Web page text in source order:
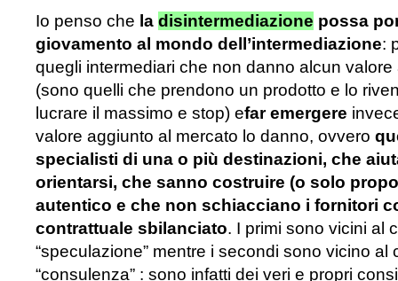
Io penso che la disintermediazione possa
giovamento al mondo dell’intermediazione:
quegli intermediari che non danno alcun
(sono quelli che prendono un prodotto e lo
lucrare il massimo e stop) efar emergere
valore aggiunto al mercato lo danno, ovvero
specialisti di una o più destinazioni, che
orientarsi, che sanno costruire (o solo
autentico e che non schiacciano i fornitori
contrattuale sbilanciato. I primi sono vicini al
“speculazione” mentre i secondi sono vicino al
“consulenza” : sono infatti dei veri e propri